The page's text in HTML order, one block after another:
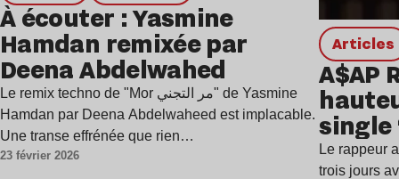
À écouter : Yasmine
Hamdan remixée par
Deena Abdelwahed
Le remix techno de "Mor مر التجني" de Yasmine
Hamdan par Deena Abdelwaheed est implacable.
Une transe effrénée que rien…
23 février 2026
Articles
A$AP
single
Le rappeur
trois jours